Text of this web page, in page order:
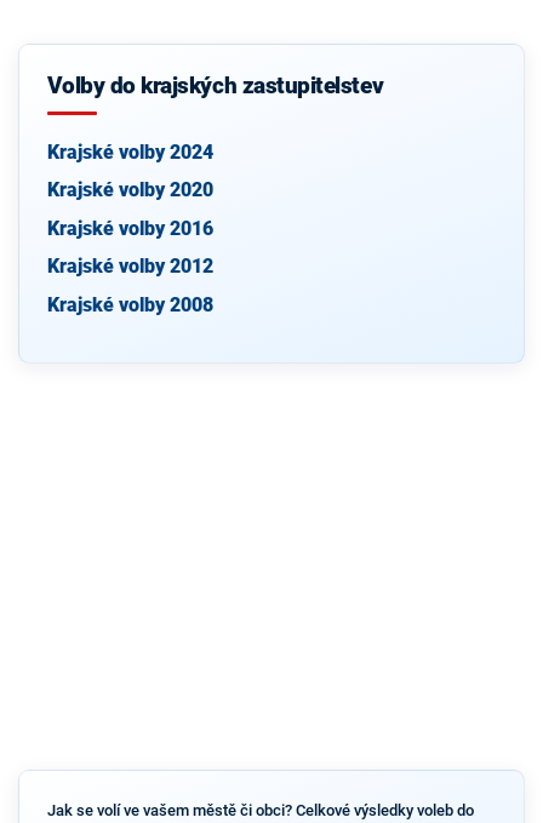
Volby do krajských zastupitelstev
Krajské volby 2024
Krajské volby 2020
Krajské volby 2016
Krajské volby 2012
Krajské volby 2008
Jak se volí ve vašem městě či obci? Celkové výsledky voleb do